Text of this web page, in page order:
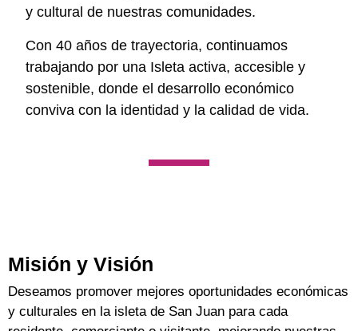
y cultural de nuestras comunidades.
Con 40 años de trayectoria, continuamos
trabajando por una Isleta activa, accesible y
sostenible, donde el desarrollo económico
conviva con la identidad y la calidad de vida.
Misión y Visión
Deseamos promover mejores oportunidades económicas
y culturales en la isleta de San Juan para cada